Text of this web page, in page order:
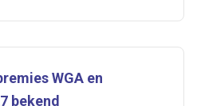
WGA en
bekend